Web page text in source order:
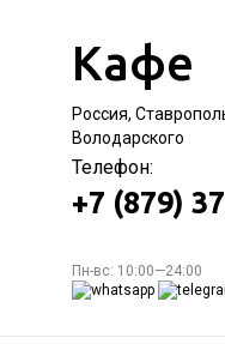
Кафе
Россия,
Володарского
Телефон:
+7 (879)
Пн-вс: 10:00—24:00